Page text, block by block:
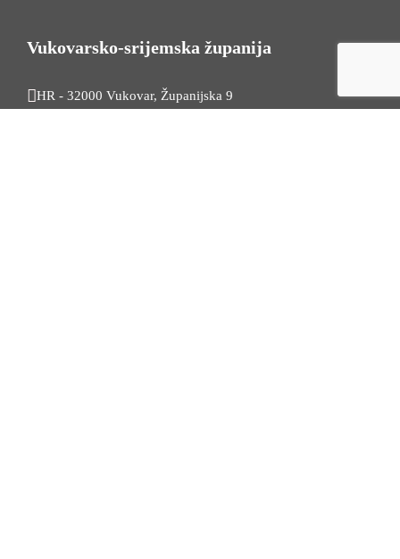
Vukovarsko-srijemska županija
HR - 32000 Vukovar, Županijska 9